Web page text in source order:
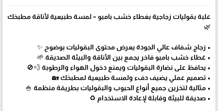
علبة بقوليات زجاجية بغطاء خشب بامبو – لمسة طبيعية لأناقة مطبخك
🌿
• زجاج شفاف عالي الجودة يعرض محتوى البقوليات بوضوح ✨
• غطاء خشب بامبو فاخر يجمع بين الأناقة والبيئة الصديقة 🌱
• يحافظ على نضارة البقوليات ويمنع دخول الهواء والرطوبة 💨🚫
• تصميم عملي يضيف دفء ولمسة طبيعية لمطبخك 🏡
• مثالية لتخزين جميع أنواع الحبوب والبقوليات بطريقة منظمة 🍚
• صديقة للبيئة وقابلة لإعادة الاستخدام ♻️